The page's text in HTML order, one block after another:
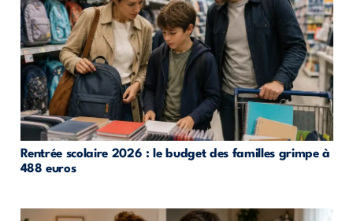
Rentrée scolaire 2026 : le budget des familles grimpe à
488 euros